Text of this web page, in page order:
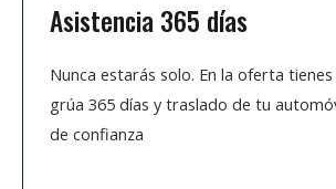
Asistencia 365 días
Nunca estarás solo. En la oferta
grúa 365 días y traslado de tu
de confianza